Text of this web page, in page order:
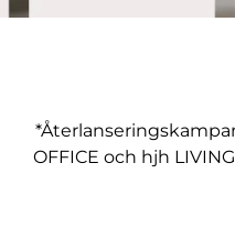
OFFICE och hjh